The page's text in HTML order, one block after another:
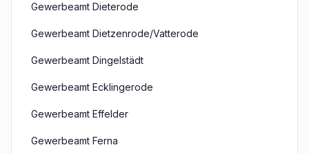
Gewerbeamt Dieterode
Gewerbeamt Dietzenrode/Vatterode
Gewerbeamt Dingelstädt
Gewerbeamt Ecklingerode
Gewerbeamt Effelder
Gewerbeamt Ferna